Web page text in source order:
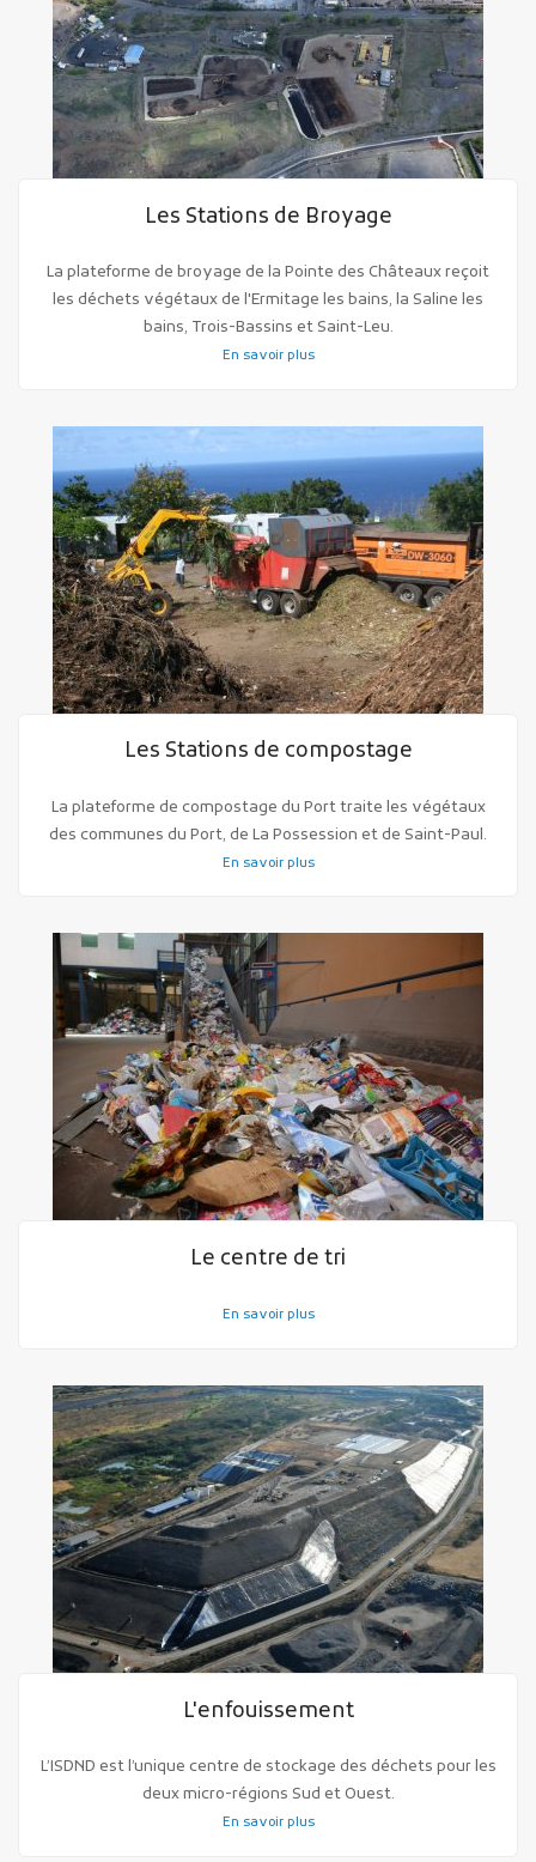
Publicité des actes
Projets financés par l'Europe
Plans d'accès
Les Stations de Broyage
La plateforme de broyage de la Pointe des Châteaux reçoit
les déchets végétaux de l'Ermitage les bains, la Saline les
bains, Trois-Bassins et Saint-Leu.
En savoir plus
Les Stations de compostage
La plateforme de compostage du Port traite les végétaux
des communes du Port, de La Possession et de Saint-Paul.
En savoir plus
Le centre de tri
En savoir plus
L'enfouissement
L’ISDND est l’unique centre de stockage des déchets pour les
deux micro-régions Sud et Ouest.
En savoir plus